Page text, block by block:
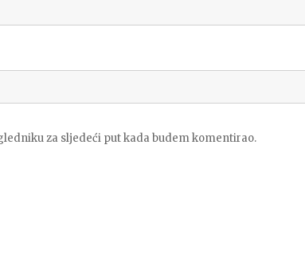
za sljedeći put kada budem komentirao.